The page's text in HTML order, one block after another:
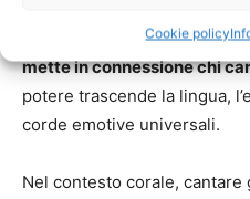
Cookie policy
di comunione, una forma di
mette in connessione chi
potere trascende la lingua,
corde emotive universali.
Nel contesto corale,